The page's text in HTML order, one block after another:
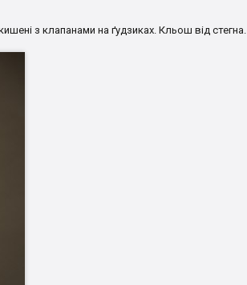
з клапанами на ґудзиках. Кльош від стегна.